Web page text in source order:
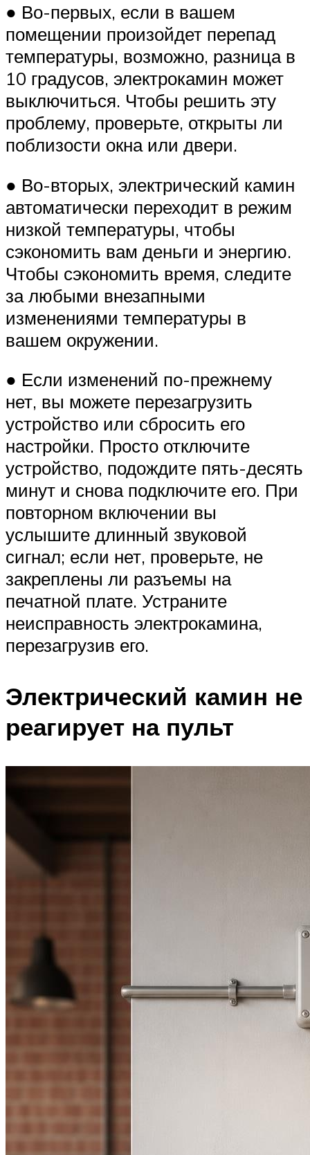
● Во-первых, если в вашем
помещении произойдет перепад
температуры, возможно, разница в
10 градусов, электрокамин может
выключиться. Чтобы решить эту
проблему, проверьте, открыты ли
поблизости окна или двери.
● Во-вторых, электрический камин
автоматически переходит в режим
низкой температуры, чтобы
сэкономить вам деньги и энергию.
Чтобы сэкономить время, следите
за любыми внезапными
изменениями температуры в
вашем окружении.
● Если изменений по-прежнему
нет, вы можете перезагрузить
устройство или сбросить его
настройки. Просто отключите
устройство, подождите пять-десять
минут и снова подключите его. При
повторном включении вы
услышите длинный звуковой
сигнал; если нет, проверьте, не
закреплены ли разъемы на
печатной плате. Устраните
неисправность электрокамина,
перезагрузив его.
Электрический камин не
реагирует на пульт